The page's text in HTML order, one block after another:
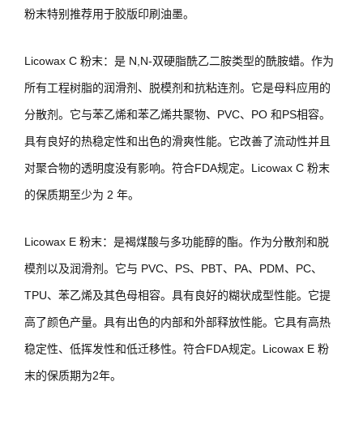
粉末特别推荐用于胶版印刷油墨。
Licowax C 粉末：是 N,N-双硬脂酰乙二胺类型的酰胺蜡。作为
所有工程树脂的润滑剂、脱模剂和抗粘连剂。它是母料应用的
分散剂。它与苯乙烯和苯乙烯共聚物、PVC、PO 和PS相容。
具有良好的热稳定性和出色的滑爽性能。它改善了流动性并且
对聚合物的透明度没有影响。符合FDA规定。Licowax C 粉末
的保质期至少为 2 年。
Licowax E 粉末：是褐煤酸与多功能醇的酯。作为分散剂和脱
模剂以及润滑剂。它与 PVC、PS、PBT、PA、PDM、PC、
TPU、苯乙烯及其色母相容。具有良好的糊状成型性能。它提
高了颜色产量。具有出色的内部和外部释放性能。它具有高热
稳定性、低挥发性和低迁移性。符合FDA规定。Licowax E 粉
末的保质期为2年。